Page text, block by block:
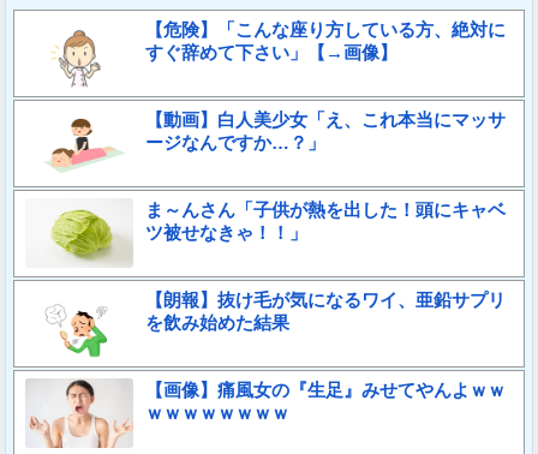
【危険】「こんな座り方している方、絶対に
すぐ辞めて下さい」【→画像】
【動画】白人美少女「え、これ本当にマッサ
ージなんですか…？」
ま～んさん「子供が熱を出した！頭にキャベ
ツ被せなきゃ！！」
【朗報】抜け毛が気になるワイ、亜鉛サプリ
を飲み始めた結果
【画像】痛風女の『生足』みせてやんよｗｗ
ｗｗｗｗｗｗｗｗ